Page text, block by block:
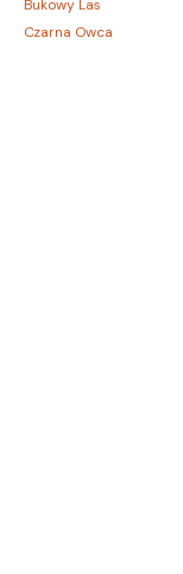
Bukowy Las
Czarna Owca